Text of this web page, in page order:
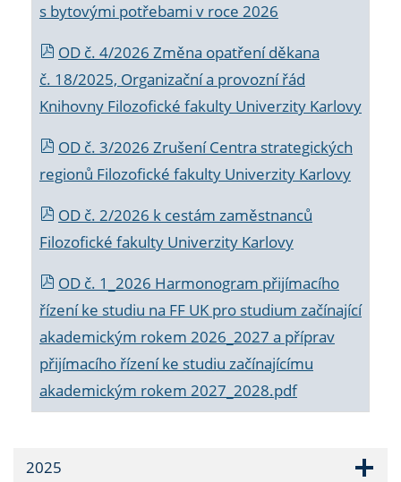
s bytovými potřebami v roce 2026
OD č. 4/2026 Změna opatření děkana
č. 18/2025, Organizační a provozní řád
Knihovny Filozofické fakulty Univerzity Karlovy
OD č. 3/2026 Zrušení Centra strategických
regionů Filozofické fakulty Univerzity Karlovy
OD č. 2/2026 k cestám zaměstnanců
Filozofické fakulty Univerzity Karlovy
OD č. 1_2026 Harmonogram přijímacího
řízení ke studiu na FF UK pro studium začínající
akademickým rokem 2026_2027 a příprav
přijímacího řízení ke studiu začínajícímu
akademickým rokem 2027_2028.pdf
2025